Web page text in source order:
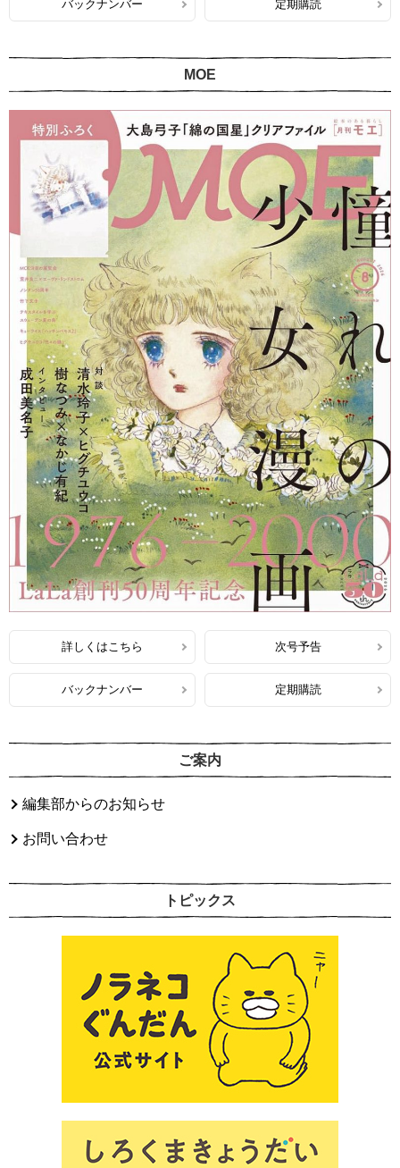
バックナンバー 定期購読
MOE
詳しくはこちら 次号予告
バックナンバー 定期購読
ご案内
編集部からのお知らせ
お問い合わせ
トピックス